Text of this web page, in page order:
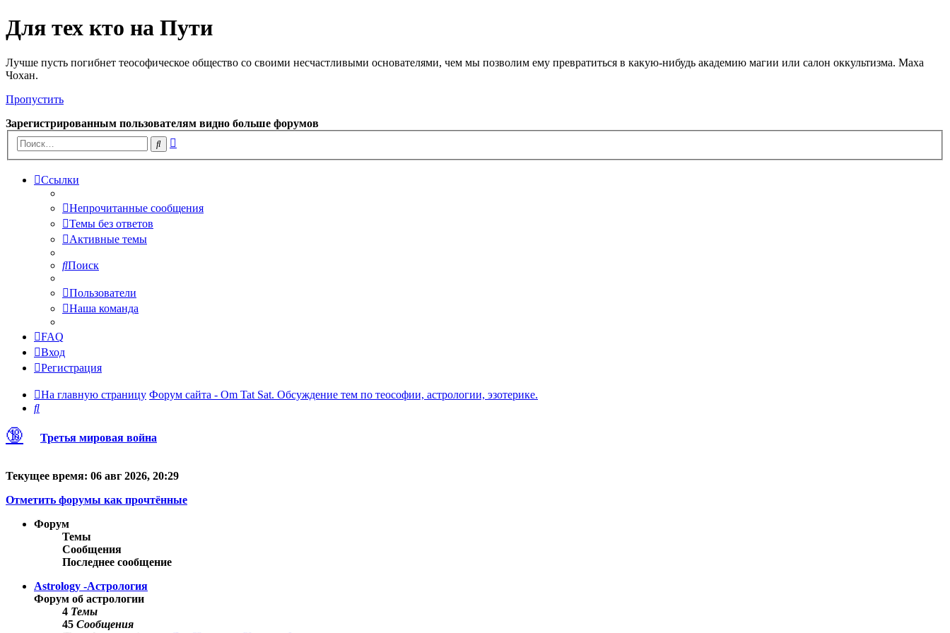
Для тех кто на Пути
Лучше пусть погибнет теософическое общество со своими несчастливыми основателями, чем мы позволим ему превратиться в какую-нибудь академию магии или салон оккультизма. Маха
Чохан.
Пропустить
Зарегистрированным пользователям видно больше форумов
Поиск
Ссылки
Непрочитанные сообщения
Темы без ответов
Активные темы
Поиск
Пользователи
Наша команда
FAQ
Вход
Регистрация
На главную страницу Форум сайта - Om Tat Sat. Обсуждение тем по теософии, астрологии, эзотерике.
Поиск
🔞 Третья мировая война
Текущее время: 06 авг 2026, 20:29
Отметить форумы как прочтённые
Форум
Темы
Сообщения
Последнее сообщение
Astrology -Астрология
Форум об астрологии
4 Темы
45 Сообщения